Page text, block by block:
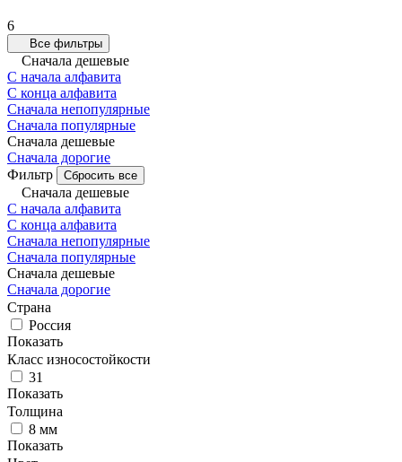
6
Все фильтры
Сначала дешевые
С начала алфавита
С конца алфавита
Сначала непопулярные
Сначала популярные
Сначала дешевые
Сначала дорогие
Фильтр
Сбросить все
Сначала дешевые
С начала алфавита
С конца алфавита
Сначала непопулярные
Сначала популярные
Сначала дешевые
Сначала дорогие
Страна
Россия
Показать
Класс износостойкости
31
Показать
Толщина
8 мм
Показать